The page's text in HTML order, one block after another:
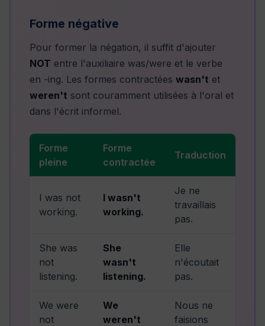
Forme négative
Pour former la négation, il suffit d'ajouter
NOT entre l'auxiliaire was/were et le verbe
en -ing. Les formes contractées wasn't et
weren't sont couramment utilisées à l'oral et
dans l'écrit informel.
Forme
pleine
Forme
contractée
Traduction
I was not
working.
I wasn't
working.
Je ne
travaillais
pas.
She was
not
listening.
She
wasn't
listening.
Elle
n'écoutait
pas.
We were
not
We
weren't
Nous ne
faisions